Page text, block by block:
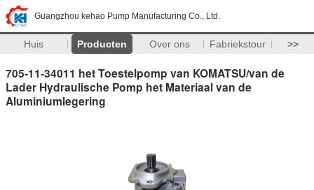
Guangzhou kehao Pump Manufacturing Co., Ltd.
Huis Producten Over ons Fabriekstour >>
705-11-34011 het Toestelpomp van KOMATSU/van de
Lader Hydraulische Pomp het Materiaal van de
Aluminiumlegering